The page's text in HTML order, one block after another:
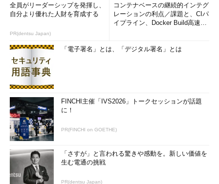
全員がリーダーシップを発揮し、
自分より優れた人財を育成する
PR(dentsu Japan)
コンテナベースの継続的インテグ
レーションの利点／課題と、CIパ
イプライン、Docker Build高速化
「電子署名」とは、「デジタル署名」とは
FINCHI主催「IVS2026」トークセッションが話題
に！
PR(FINCHI on GOETHE)
「さすが」と言われる驚きや感動を。新しい価値を
生む電通の挑戦
PR(dentsu Japan)